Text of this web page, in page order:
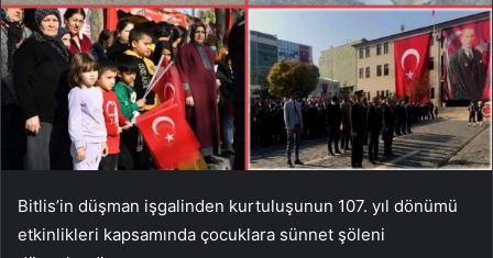
Bitlis’in düşman işgalinden kurtuluşunun 107. yıl dönümü
etkinlikleri kapsamında çocuklara sünnet şöleni